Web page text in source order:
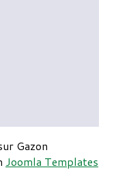
Gazon
Joomla Templates